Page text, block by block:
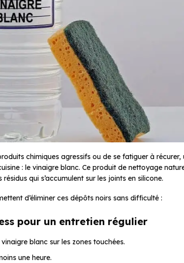
chimiques agressifs ou de se fatiguer à
: le vinaigre blanc. Ce produit de nettoyage
qui s’accumulent sur les joints en silicone.
d’éliminer ces dépôts noirs sans difficulté :
pour un entretien régulier
blanc sur les zones touchées.
une heure.